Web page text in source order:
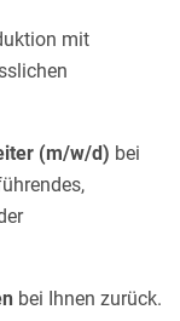
mit
(m/w/d) bei
bei Ihnen zurück.